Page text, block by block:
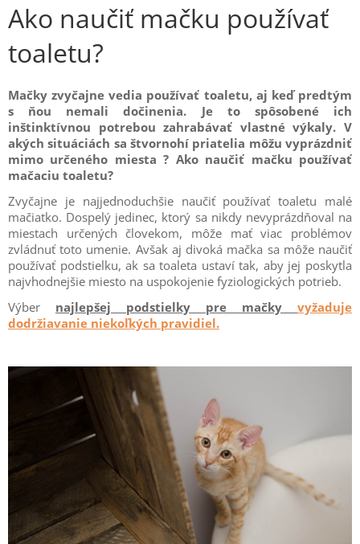
Ako naučiť mačku používať
toaletu?
Mačky zvyčajne vedia používať toaletu, aj keď predtým
s ňou nemali dočinenia. Je to spôsobené ich
inštinktívnou potrebou zahrabávať vlastné výkaly. V
akých situáciách sa štvornohí priatelia môžu vyprázdniť
mimo určeného miesta ? Ako naučiť mačku používať
mačaciu toaletu?
Zvyčajne je najjednoduchšie naučiť používať toaletu malé
mačiatko. Dospelý jedinec, ktorý sa nikdy nevyprázdňoval na
miestach určených človekom, môže mať viac problémov
zvládnuť toto umenie. Avšak aj divoká mačka sa môže naučiť
používať podstielku, ak sa toaleta ustaví tak, aby jej poskytla
najvhodnejšie miesto na uspokojenie fyziologických potrieb.
Výber najlepšej podstielky pre mačky vyžaduje
dodržiavanie niekoľkých pravidiel.